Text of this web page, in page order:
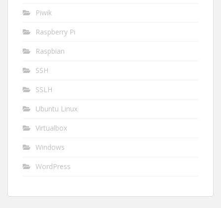
Piwik
Raspberry Pi
Raspbian
SSH
SSLH
Ubuntu Linux
Virtualbox
Windows
WordPress